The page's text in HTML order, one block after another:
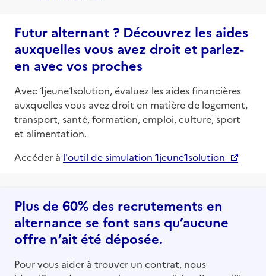
Futur alternant ? Découvrez les aides
auxquelles vous avez droit et parlez-
en avec vos proches
Avec 1jeune1solution, évaluez les aides financières
auxquelles vous avez droit en matière de logement,
transport, santé, formation, emploi, culture, sport
et alimentation.
Accéder à l'outil de simulation 1jeune1solution
Plus de 60% des recrutements en
alternance se font sans qu’aucune
offre n’ait été déposée.
Pour vous aider à trouver un contrat, nous